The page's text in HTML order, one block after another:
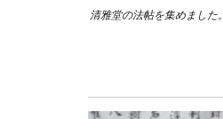
清雅堂の法帖を集めました。